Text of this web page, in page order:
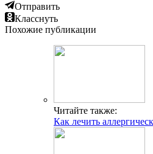
Отправить
Класснуть
Похожие публикации
Читайте также:
Как лечить